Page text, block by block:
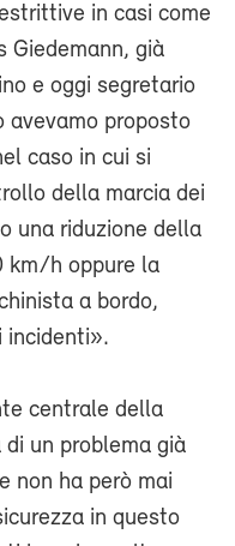
in casi come
Giedemann, già
e oggi segretario
avevamo proposto
caso in cui si
della marcia dei
una riduzione della
km/h oppure la
a bordo,
incidenti».
centrale della
un problema già
non ha però mai
in questo